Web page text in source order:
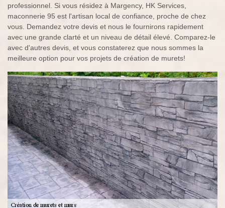
professionnel. Si vous résidez à Margency, HK Services,
maconnerie 95 est l'artisan local de confiance, proche de chez
vous. Demandez votre devis et nous le fournirons rapidement
avec une grande clarté et un niveau de détail élevé. Comparez-le
avec d'autres devis, et vous constaterez que nous sommes la
meilleure option pour vos projets de création de murets!